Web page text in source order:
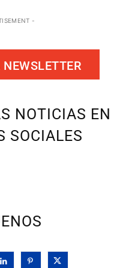
-
NOTICIAS EN
SOCIALES